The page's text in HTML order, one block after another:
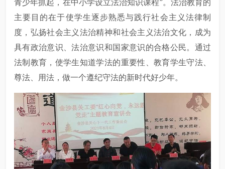
主要目的在于使学生逐步熟悉与践行社会主义法律制
度，弘扬社会主义法治精神和社会主义法治文化，成为
具有政治意识、法治意识和国家意识的合格公民。通过
法制教育，使学生知道学法的重要性、教育学生守法、
尊法、用法，做一个遵纪守法的新时代好少年。